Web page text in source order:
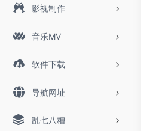
影视制作
音乐MV
软件下载
导航网址
乱七八糟